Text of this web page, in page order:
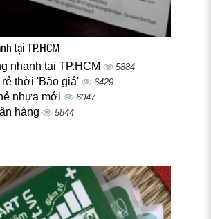
tại TP.HCM
nhanh tại TP.HCM 5884
rẻ thời 'Bão giá' 6429
nhựa mới 6047
hàng 5844